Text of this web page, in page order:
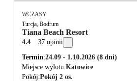
WCZASY
Turcja, Bodrum
Tiana Beach Resort
4.4 37 opinii
Termin 24.09 - 1.10.2026 (8 dni)
Miejsce wylotu Katowice
Pokój Pokój 2 os.